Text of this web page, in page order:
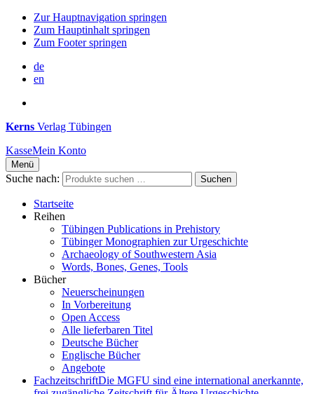
Zur Hauptnavigation springen
Zum Hauptinhalt springen
Zum Footer springen
de
en
Kerns Verlag Tübingen
KasseMein Konto
Menü
Suche nach: Suchen
Startseite
Reihen
Tübingen Publications in Prehistory
Tübinger Monographien zur Urgeschichte
Archaeology of Southwestern Asia
Words, Bones, Genes, Tools
Bücher
Neuerscheinungen
In Vorbereitung
Open Access
Alle lieferbaren Titel
Deutsche Bücher
Englische Bücher
Angebote
FachzeitschriftDie MGFU sind eine international anerkannte,